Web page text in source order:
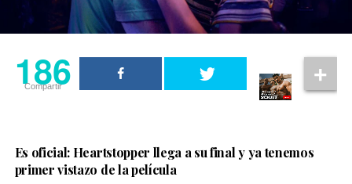
186
más sobre una historia que promete combinar romance,
emociones intensas y la presión de competir al más alto
186
Compartir
Es oficial: Heartstopper llega a su final y ya tenemos
primer vistazo de la película